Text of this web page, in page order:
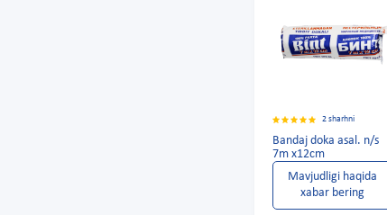
2 sharhni
Bandaj doka asal. n/s
7m x12cm
Mavjudligi haqida
xabar bering